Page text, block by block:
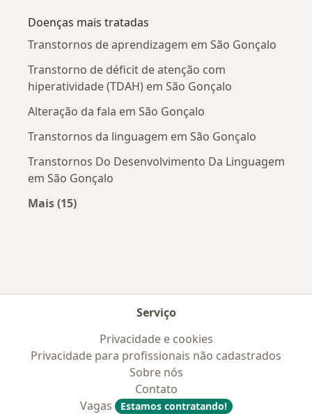
Doenças mais tratadas
Transtornos de aprendizagem em São Gonçalo
Transtorno de déficit de atenção com
hiperatividade (TDAH) em São Gonçalo
Alteração da fala em São Gonçalo
Transtornos da linguagem em São Gonçalo
Transtornos Do Desenvolvimento Da Linguagem
em São Gonçalo
Mais (15)
Serviço
Privacidade e cookies
Privacidade para profissionais não cadastrados
Sobre nós
Contato
Vagas
Estamos contratando!